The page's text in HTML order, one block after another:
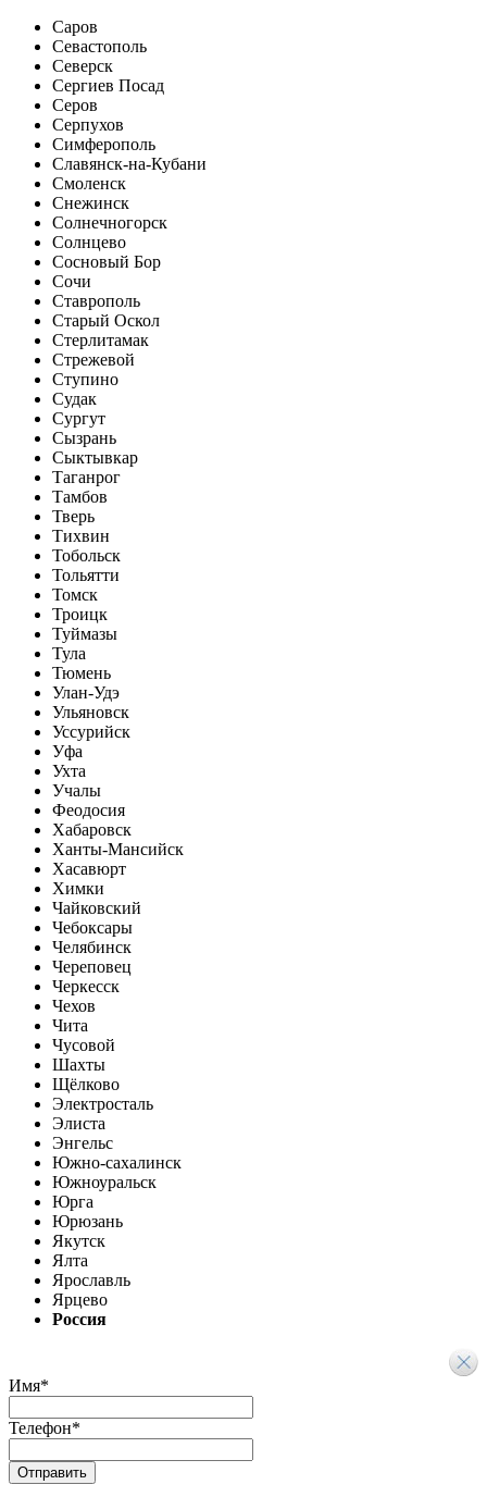
Саров
Севастополь
Северск
Сергиев Посад
Серов
Серпухов
Симферополь
Славянск-на-Кубани
Смоленск
Снежинск
Солнечногорск
Солнцево
Сосновый Бор
Сочи
Ставрополь
Старый Оскол
Стерлитамак
Стрежевой
Ступино
Судак
Сургут
Сызрань
Сыктывкар
Таганрог
Тамбов
Тверь
Тихвин
Тобольск
Тольятти
Томск
Троицк
Туймазы
Тула
Тюмень
Улан-Удэ
Ульяновск
Уссурийск
Уфа
Ухта
Учалы
Феодосия
Хабаровск
Ханты-Мансийск
Хасавюрт
Химки
Чайковский
Чебоксары
Челябинск
Череповец
Черкесск
Чехов
Чита
Чусовой
Шахты
Щёлково
Электросталь
Элиста
Энгельс
Южно-сахалинск
Южноуральск
Юрга
Юрюзань
Якутск
Ялта
Ярославль
Ярцево
Россия
Имя*
Телефон*